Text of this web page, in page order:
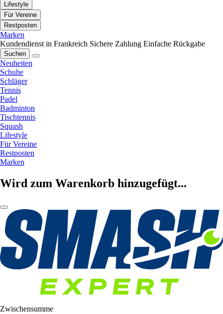
Lifestyle
Für Vereine
Restposten
Marken
Kundendienst in Frankreich Sichere Zahlung Einfache Rückgabe
Suchen
Neuheiten
Schuhe
Schläger
Tennis
Padel
Badminton
Tischtennis
Squash
Lifestyle
Für Vereine
Restposten
Marken
Wird zum Warenkorb hinzugefügt...
Zwischensumme